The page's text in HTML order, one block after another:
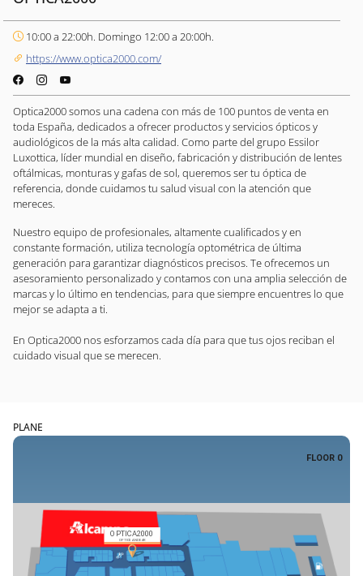
10:00 a 22:00h. Domingo 12:00 a 20:00h.
https://www.optica2000.com/
Optica2000 somos una cadena con más de 100 puntos de venta en
toda España, dedicados a ofrecer productos y servicios ópticos y
audiológicos de la más alta calidad. Como parte del grupo Essilor
Luxottica, líder mundial en diseño, fabricación y distribución de lentes
oftálmicas, monturas y gafas de sol, queremos ser tu óptica de
referencia, donde cuidamos tu salud visual con la atención que
mereces.
Nuestro equipo de profesionales, altamente cualificados y en
constante formación, utiliza tecnología optométrica de última
generación para garantizar diagnósticos precisos. Te ofrecemos un
asesoramiento personalizado y contamos con una amplia selección de
marcas y lo último en tendencias, para que siempre encuentres lo que
mejor se adapta a ti.
En Optica2000 nos esforzamos cada día para que tus ojos reciban el
cuidado visual que se merecen.
PLANE